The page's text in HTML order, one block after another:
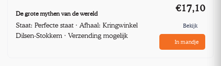
De grote mythen van de wereld
Staat: Perfecte staat · Afhaal: Kringwinkel
Dilsen-Stokkem · Verzending mogelijk
€17,10
Bekijk
In mandje